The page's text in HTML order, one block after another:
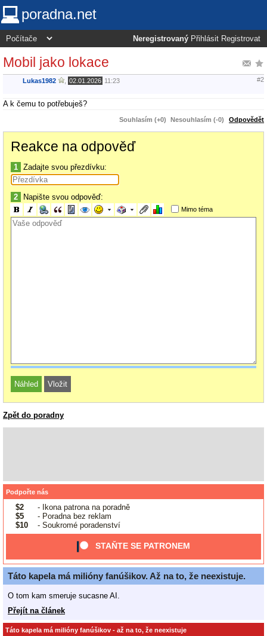
poradna.net
Neregistrovaný Přihlásit Registrovat
Mobil jako lokace
Lukas1982 02.01.2026 11:23 #2
A k čemu to potřebuješ?
Souhlasím (+0) Nesouhlasím (-0) Odpovědět
Reakce na odpověď
1 Zadajte svou přezdívku:
2 Napište svou odpověď:
Mimo téma
Zpět do poradny
Podpořte nás
$2
- Ikona patrona na poradně
$5
- Poradna bez reklam
$10
- Soukromé poradenství
STAŇTE SE PATRONEM
Táto kapela má milióny fanúšikov. Až na to, že neexistuje.
O tom kam smeruje sucasne AI.
Přejít na článek
Táto kapela má milióny fanúšikov - až na to, že neexistuje